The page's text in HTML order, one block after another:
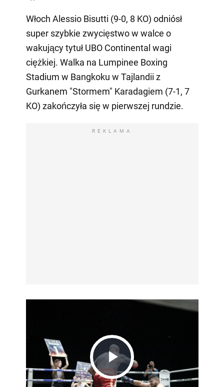
Włoch Alessio Bisutti (9-0, 8 KO) odniósł
super szybkie zwycięstwo w walce o
wakujący tytuł UBO Continental wagi
ciężkiej. Walka na Lumpinee Boxing
Stadium w Bangkoku w Tajlandii z
Gurkanem "Stormem" Karadagiem (7-1, 7
KO) zakończyła się w pierwszej rundzie.
REKLAMA
Play